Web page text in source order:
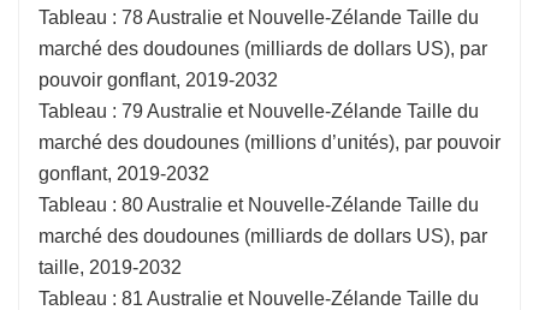
Tableau : 78 Australie et Nouvelle-Zélande Taille du
marché des doudounes (milliards de dollars US), par
pouvoir gonflant, 2019-2032
Tableau : 79 Australie et Nouvelle-Zélande Taille du
marché des doudounes (millions d’unités), par pouvoir
gonflant, 2019-2032
Tableau : 80 Australie et Nouvelle-Zélande Taille du
marché des doudounes (milliards de dollars US), par
taille, 2019-2032
Tableau : 81 Australie et Nouvelle-Zélande Taille du